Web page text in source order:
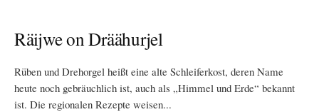
Räijwe on Dräähurjel
Rüben und Drehorgel heißt eine alte Schleiferkost, deren Name
heute noch gebräuchlich ist, auch als „Himmel und Erde“ bekannt
ist. Die regionalen Rezepte weisen...